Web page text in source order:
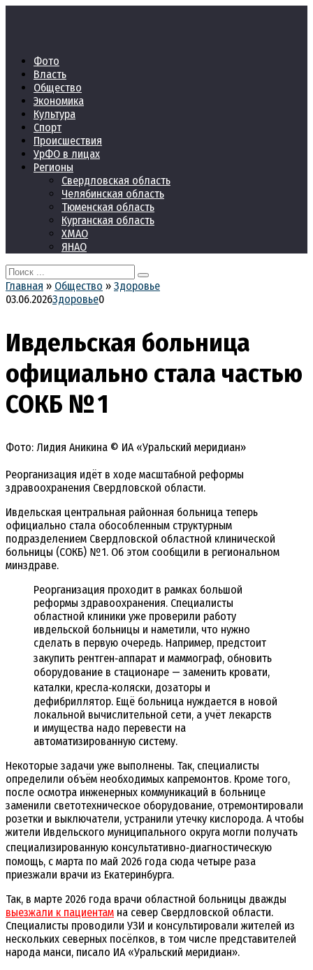
Фото
Власть
Общество
Экономика
Культура
Спорт
Происшествия
УрФО в лицах
Регионы
Свердловская область
Челябинская область
Тюменская область
Курганская область
ХМАО
ЯНАО
Search
for:
Главная » Общество » Здоровье
03.06.2026Здоровье0
Ивдельская больница
официально стала частью
СОКБ № 1
Фото: Лидия Аникина © ИА «Уральский меридиан»
Реорганизация идёт в ходе масштабной реформы
здравоохранения Свердловской области.
Ивдельская центральная районная больница теперь
официально стала обособленным структурным
подразделением Свердловской областной клинической
больницы (СОКБ) № 1. Об этом сообщили в региональном
минздраве.
Реорганизация проходит в рамках большой
реформы здравоохранения. Специалисты
областной клиники уже проверили работу
ивдельской больницы и наметили, что нужно
сделать в первую очередь. Например, предстоит
закупить рентген‑аппарат и маммограф, обновить
оборудование в стационаре — заменить кровати,
каталки, кресла‑коляски, дозаторы и
дефибриллятор. Ещё больница нуждается в новой
локальной вычислительной сети, а учёт лекарств
и имущества надо перевести на
автоматизированную систему.
Некоторые задачи уже выполнены. Так, специалисты
определили объём необходимых капремонтов. Кроме того,
после осмотра инженерных коммуникаций в больнице
заменили светотехническое оборудование, отремонтировали
розетки и выключатели, устранили утечку кислорода. А чтобы
жители Ивдельского муниципального округа могли получать
специализированную консультативно‑диагностическую
помощь, с марта по май 2026 года сюда четыре раза
приезжали врачи из Екатеринбурга.
Так, в марте 2026 года врачи областной больницы дважды
выезжали к пациентам на север Свердловской области.
Специалисты проводили УЗИ и консультировали жителей из
нескольких северных посёлков, в том числе представителей
народа манси, писало ИА «Уральский меридиан».